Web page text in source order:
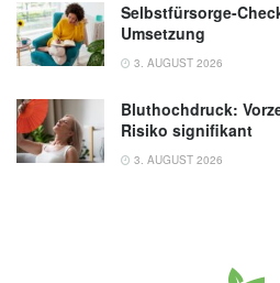
Selbstfürsorge-
Umsetzung
3. AUGUST 2026
Bluthochdruck:
Risiko signifikant
3. AUGUST 2026